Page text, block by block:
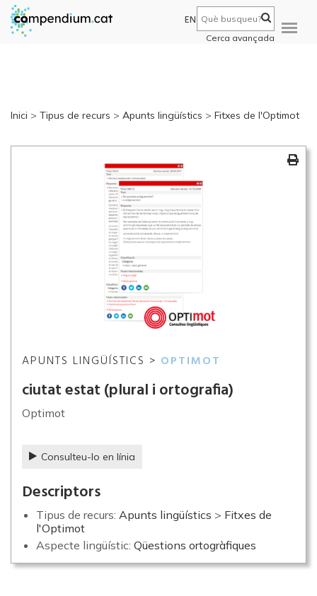
EN
Cerca avançada
Inici > Tipus de recurs > Apunts lingüístics > Fitxes de l'Optimot
APUNTS LINGÜÍSTICS > OPTIMOT
ciutat estat (plural i ortografia)
Optimot
Consulteu-lo en línia
Descriptors
Tipus de recurs: Apunts lingüístics > Fitxes de
l'Optimot
Aspecte lingüístic: Qüestions ortogràfiques